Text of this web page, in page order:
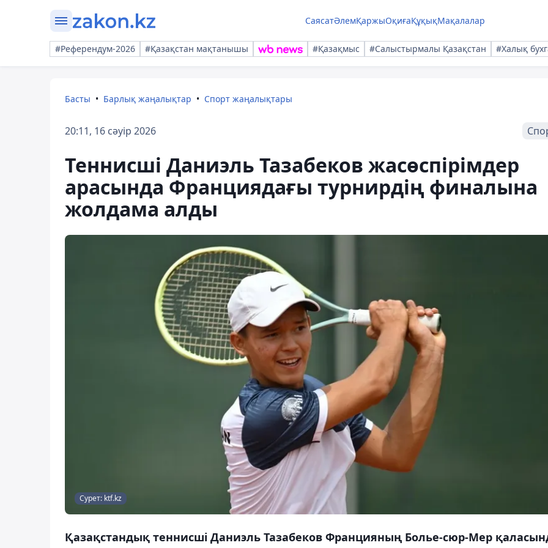
СаясатӘлемҚаржыОқиғаҚұқықМақалалар
#Референдум-2026 #Қазақстан мақтанышы #Қазақмыс #Салыстырмалы Қазақстан #Халық
Басты Барлық жаңалықтар Спорт жаңалықтары
20:11, 16 сәуір 2026
Теннисші Даниэль Тазабеков жасөспірімдер
арасында Франциядағы турнирдің финалына
жолдама алды
Сурет: ktf.kz
Қазақстандық теннисші Даниэль Тазабеков Францияның Болье-сюр-Мер